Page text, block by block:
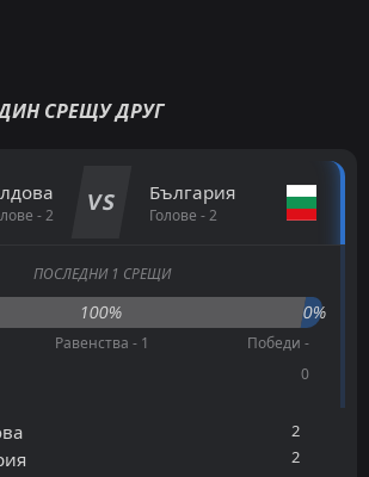
СРЕЩУ ДРУГ
- 2 VS България
Голове - 2
ПОСЛЕДНИ 1 СРЕЩИ
100% 0%
Равенства - 1
Победи -
0
2
2